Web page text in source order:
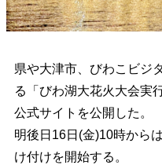
県や大津市、びわこビジ
る「びわ湖大花火大会実
公式サイトを公開した。
明後日16日(金)10時から
け付けを開始する。